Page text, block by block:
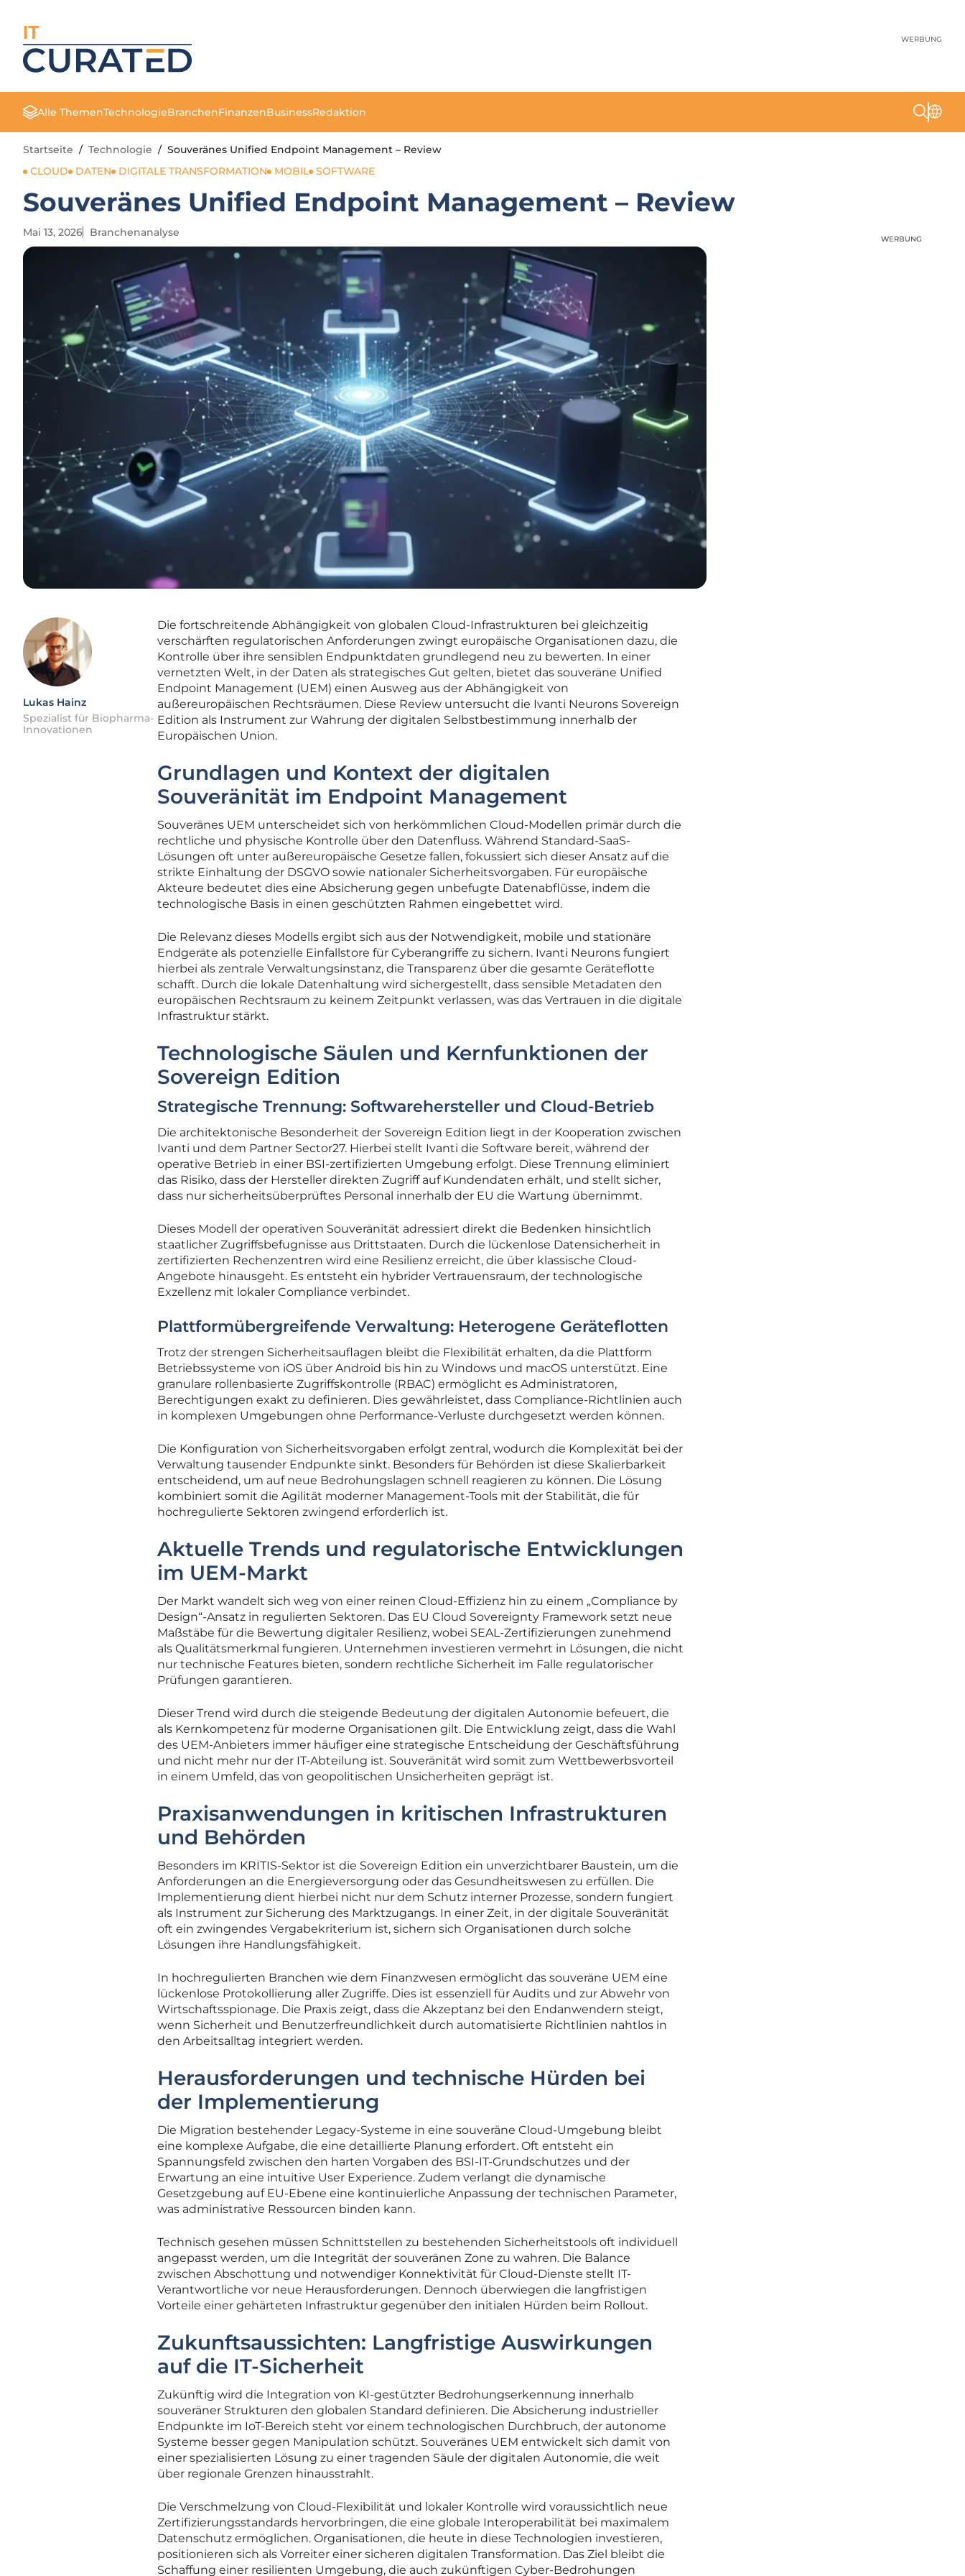
IT WERBUNG
Alle ThemenTechnologieBranchenFinanzenBusinessRedaktion
Startseite / Technologie / Souveränes Unified Endpoint Management – Review
CLOUD
DATEN DIGITALE TRANSFORMATION MOBIL SOFTWARE
Souveränes Unified Endpoint Management – Review
Mai 13, 2026 Branchenanalyse
Lukas Hainz
Spezialist für Biopharma-
Innovationen
Die fortschreitende Abhängigkeit von globalen Cloud-Infrastrukturen bei gleichzeitig
verschärften regulatorischen Anforderungen zwingt europäische Organisationen dazu, die
Kontrolle über ihre sensiblen Endpunktdaten grundlegend neu zu bewerten. In einer
vernetzten Welt, in der Daten als strategisches Gut gelten, bietet das souveräne Unified
Endpoint Management (UEM) einen Ausweg aus der Abhängigkeit von
außereuropäischen Rechtsräumen. Diese Review untersucht die Ivanti Neurons Sovereign
Edition als Instrument zur Wahrung der digitalen Selbstbestimmung innerhalb der
Europäischen Union.
Grundlagen und Kontext der digitalen
Souveränität im Endpoint Management
Souveränes UEM unterscheidet sich von herkömmlichen Cloud-Modellen primär durch die
rechtliche und physische Kontrolle über den Datenfluss. Während Standard-SaaS-
Lösungen oft unter außereuropäische Gesetze fallen, fokussiert sich dieser Ansatz auf die
strikte Einhaltung der DSGVO sowie nationaler Sicherheitsvorgaben. Für europäische
Akteure bedeutet dies eine Absicherung gegen unbefugte Datenabflüsse, indem die
technologische Basis in einen geschützten Rahmen eingebettet wird.
Die Relevanz dieses Modells ergibt sich aus der Notwendigkeit, mobile und stationäre
Endgeräte als potenzielle Einfallstore für Cyberangriffe zu sichern. Ivanti Neurons fungiert
hierbei als zentrale Verwaltungsinstanz, die Transparenz über die gesamte Geräteflotte
schafft. Durch die lokale Datenhaltung wird sichergestellt, dass sensible Metadaten den
europäischen Rechtsraum zu keinem Zeitpunkt verlassen, was das Vertrauen in die digitale
Infrastruktur stärkt.
Technologische Säulen und Kernfunktionen der
Sovereign Edition
Strategische Trennung: Softwarehersteller und Cloud-Betrieb
Die architektonische Besonderheit der Sovereign Edition liegt in der Kooperation zwischen
Ivanti und dem Partner Sector27. Hierbei stellt Ivanti die Software bereit, während der
operative Betrieb in einer BSI-zertifizierten Umgebung erfolgt. Diese Trennung eliminiert
das Risiko, dass der Hersteller direkten Zugriff auf Kundendaten erhält, und stellt sicher,
dass nur sicherheitsüberprüftes Personal innerhalb der EU die Wartung übernimmt.
Dieses Modell der operativen Souveränität adressiert direkt die Bedenken hinsichtlich
staatlicher Zugriffsbefugnisse aus Drittstaaten. Durch die lückenlose Datensicherheit in
zertifizierten Rechenzentren wird eine Resilienz erreicht, die über klassische Cloud-
Angebote hinausgeht. Es entsteht ein hybrider Vertrauensraum, der technologische
Exzellenz mit lokaler Compliance verbindet.
Plattformübergreifende Verwaltung: Heterogene Geräteflotten
Trotz der strengen Sicherheitsauflagen bleibt die Flexibilität erhalten, da die Plattform
Betriebssysteme von iOS über Android bis hin zu Windows und macOS unterstützt. Eine
granulare rollenbasierte Zugriffskontrolle (RBAC) ermöglicht es Administratoren,
Berechtigungen exakt zu definieren. Dies gewährleistet, dass Compliance-Richtlinien auch
in komplexen Umgebungen ohne Performance-Verluste durchgesetzt werden können.
Die Konfiguration von Sicherheitsvorgaben erfolgt zentral, wodurch die Komplexität bei der
Verwaltung tausender Endpunkte sinkt. Besonders für Behörden ist diese Skalierbarkeit
entscheidend, um auf neue Bedrohungslagen schnell reagieren zu können. Die Lösung
kombiniert somit die Agilität moderner Management-Tools mit der Stabilität, die für
hochregulierte Sektoren zwingend erforderlich ist.
Aktuelle Trends und regulatorische Entwicklungen
im UEM-Markt
Der Markt wandelt sich weg von einer reinen Cloud-Effizienz hin zu einem „Compliance by
Design“-Ansatz in regulierten Sektoren. Das EU Cloud Sovereignty Framework setzt neue
Maßstäbe für die Bewertung digitaler Resilienz, wobei SEAL-Zertifizierungen zunehmend
als Qualitätsmerkmal fungieren. Unternehmen investieren vermehrt in Lösungen, die nicht
nur technische Features bieten, sondern rechtliche Sicherheit im Falle regulatorischer
Prüfungen garantieren.
Dieser Trend wird durch die steigende Bedeutung der digitalen Autonomie befeuert, die
als Kernkompetenz für moderne Organisationen gilt. Die Entwicklung zeigt, dass die Wahl
des UEM-Anbieters immer häufiger eine strategische Entscheidung der Geschäftsführung
und nicht mehr nur der IT-Abteilung ist. Souveränität wird somit zum Wettbewerbsvorteil
in einem Umfeld, das von geopolitischen Unsicherheiten geprägt ist.
Praxisanwendungen in kritischen Infrastrukturen
und Behörden
Besonders im KRITIS-Sektor ist die Sovereign Edition ein unverzichtbarer Baustein, um die
Anforderungen an die Energieversorgung oder das Gesundheitswesen zu erfüllen. Die
Implementierung dient hierbei nicht nur dem Schutz interner Prozesse, sondern fungiert
als Instrument zur Sicherung des Marktzugangs. In einer Zeit, in der digitale Souveränität
oft ein zwingendes Vergabekriterium ist, sichern sich Organisationen durch solche
Lösungen ihre Handlungsfähigkeit.
In hochregulierten Branchen wie dem Finanzwesen ermöglicht das souveräne UEM eine
lückenlose Protokollierung aller Zugriffe. Dies ist essenziell für Audits und zur Abwehr von
Wirtschaftsspionage. Die Praxis zeigt, dass die Akzeptanz bei den Endanwendern steigt,
wenn Sicherheit und Benutzerfreundlichkeit durch automatisierte Richtlinien nahtlos in
den Arbeitsalltag integriert werden.
Herausforderungen und technische Hürden bei
der Implementierung
Die Migration bestehender Legacy-Systeme in eine souveräne Cloud-Umgebung bleibt
eine komplexe Aufgabe, die eine detaillierte Planung erfordert. Oft entsteht ein
Spannungsfeld zwischen den harten Vorgaben des BSI-IT-Grundschutzes und der
Erwartung an eine intuitive User Experience. Zudem verlangt die dynamische
Gesetzgebung auf EU-Ebene eine kontinuierliche Anpassung der technischen Parameter,
was administrative Ressourcen binden kann.
Technisch gesehen müssen Schnittstellen zu bestehenden Sicherheitstools oft individuell
angepasst werden, um die Integrität der souveränen Zone zu wahren. Die Balance
zwischen Abschottung und notwendiger Konnektivität für Cloud-Dienste stellt IT-
Verantwortliche vor neue Herausforderungen. Dennoch überwiegen die langfristigen
Vorteile einer gehärteten Infrastruktur gegenüber den initialen Hürden beim Rollout.
Zukunftsaussichten: Langfristige Auswirkungen
auf die IT-Sicherheit
Zukünftig wird die Integration von KI-gestützter Bedrohungserkennung innerhalb
souveräner Strukturen den globalen Standard definieren. Die Absicherung industrieller
Endpunkte im IoT-Bereich steht vor einem technologischen Durchbruch, der autonome
Systeme besser gegen Manipulation schützt. Souveränes UEM entwickelt sich damit von
einer spezialisierten Lösung zu einer tragenden Säule der digitalen Autonomie, die weit
über regionale Grenzen hinausstrahlt.
Die Verschmelzung von Cloud-Flexibilität und lokaler Kontrolle wird voraussichtlich neue
Zertifizierungsstandards hervorbringen, die eine globale Interoperabilität bei maximalem
Datenschutz ermöglichen. Organisationen, die heute in diese Technologien investieren,
positionieren sich als Vorreiter einer sicheren digitalen Transformation. Das Ziel bleibt die
Schaffung einer resilienten Umgebung, die auch zukünftigen Cyber-Bedrohungen
WERBUNG
WERBUNG